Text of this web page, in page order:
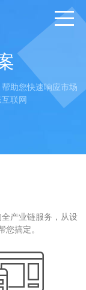
助您快速响应市场
联网
产业链服务，从设
搞定。